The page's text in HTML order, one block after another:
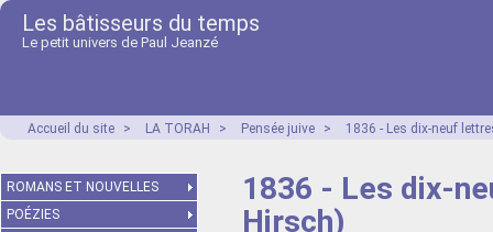
Les bâtisseurs du temps
Le petit univers de Paul Jeanzé
Accueil du site > LA TORAH > Pensée juive > 1836 - Les dix-neuf
1836 - Les dix-
Hirsch)
ROMANS ET NOUVELLES
POÉZIES